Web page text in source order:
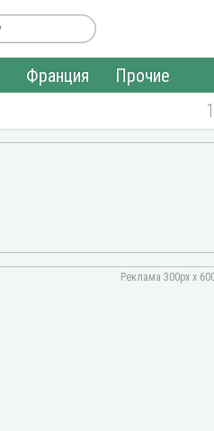
Франция
Прочие